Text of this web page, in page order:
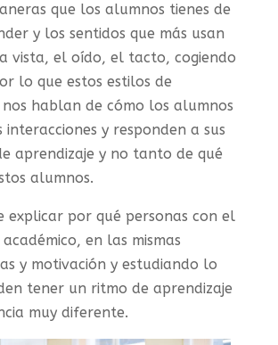
que los alumnos tienes de
y los sentidos que más usan
vista, el oído, el tacto, cogiendo
lo que estos estilos de
hablan de cómo los alumnos
interacciones y responden a sus
aprendizaje y no tanto de qué
alumnos.
explicar por qué personas con el
en las mismas
y motivación y estudiando lo
tener un ritmo de aprendizaje
muy diferente.